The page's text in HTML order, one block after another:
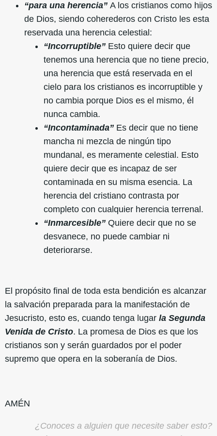
“para una herencia” A los cristianos como hijos
de Dios, siendo coherederos con Cristo les esta
reservada una herencia celestial:
“Incorruptible” Esto quiere decir que
tenemos una herencia que no tiene precio,
una herencia que está reservada en el
cielo para los cristianos es incorruptible y
no cambia porque Dios es el mismo, él
nunca cambia.
“Incontaminada” Es decir que no tiene
mancha ni mezcla de ningún tipo
mundanal, es meramente celestial. Esto
quiere decir que es incapaz de ser
contaminada en su misma esencia. La
herencia del cristiano contrasta por
completo con cualquier herencia terrenal.
“Inmarcesible” Quiere decir que no se
desvanece, no puede cambiar ni
deteriorarse.
El propósito final de toda esta bendición es alcanzar
la salvación preparada para la manifestación de
Jesucristo, esto es, cuando tenga lugar la Segunda
Venida de Cristo. La promesa de Dios es que los
cristianos son y serán guardados por el poder
supremo que opera en la soberanía de Dios.
AMÉN
¿Conoces a alguien que necesite saber esto?